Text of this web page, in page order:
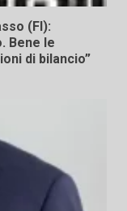
(FI):
Bene le
di bilancio”